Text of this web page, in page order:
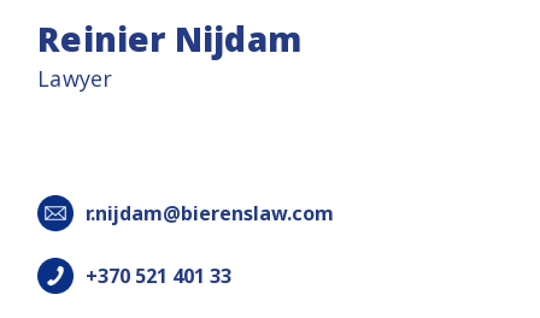
Reinier Nijdam
Lawyer
r.nijdam@bierenslaw.com
+370 521 401 33